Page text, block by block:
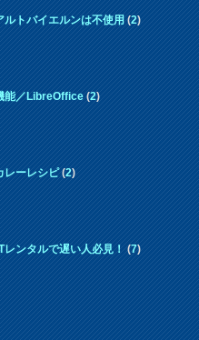
ルトバイエルンは不使用(2)
能／LibreOffice(2)
レーレシピ(2)
ンタルで遅い人必見！(7)